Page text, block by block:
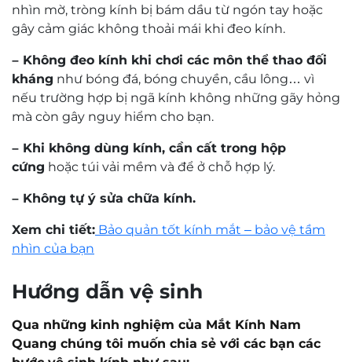
Mr. Nguyễn Trọng Nghĩa
Kỹ thuật viên khúc xạ Nguyễn Trọng Nghĩa
có trên 30 năm kinh nghiệm về đo khúc xạ và